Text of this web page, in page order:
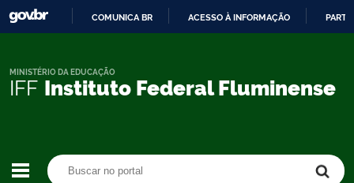
CONTEÚDO
COMUNICA BR ACESSO À INFORMAÇÃO
IFF Instituto Federal Fluminense
MINISTÉRIO DA EDUCAÇÃO